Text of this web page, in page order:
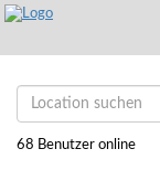
68 Benutzer online